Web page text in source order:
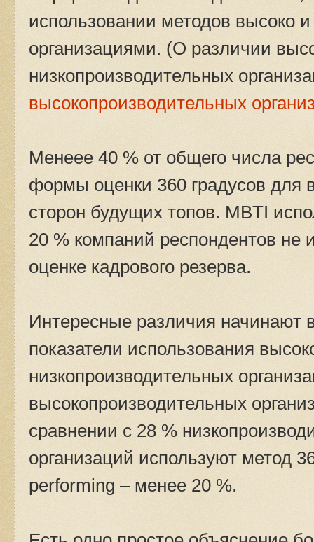
использовании методов высоко
организациями. (О различии
низкопроизводительных
высокопроизводительных
Менеее 40 % от общего числа
формы оценки 360 градусов
сторон будущих топов. MBTI
20 % компаний респондентов не
оценке кадрового резерва.
Интересные различия начинают
показатели использования
низкопроизводительных
высокопроизводительных
сравнении с 28 %
организаций используют метод
performing – менее 20 %.